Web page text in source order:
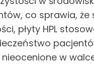
co sprawia,
płyty HPL
w